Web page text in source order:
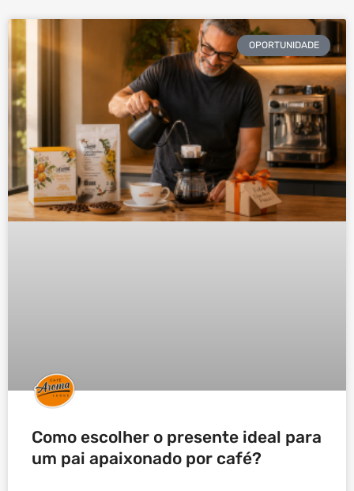
OPORTUNIDADE
Como escolher o presente ideal para
um pai apaixonado por café?